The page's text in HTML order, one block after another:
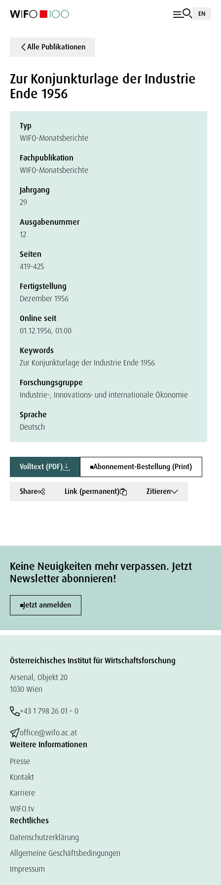
EN
Alle Publikationen
Zur Konjunkturlage der Industrie
Ende 1956
Typ
WIFO-Monatsberichte
Fachpublikation
WIFO-Monatsberichte
Jahrgang
29
Ausgabenummer
12
Seiten
419-425
Fertigstellung
Dezember 1956
Online seit
01.12.1956, 01:00
Keywords
Zur Konjunkturlage der Industrie Ende 1956
Forschungsgruppe
Industrie-, Innovations- und internationale Ökonomie
Sprache
Deutsch
Volltext (PDF) Abonnement-Bestellung (Print)
Share Link (permanent) Zitieren
Keine Neuigkeiten mehr verpassen. Jetzt
Newsletter abonnieren!
Jetzt anmelden
Österreichisches Institut für Wirtschaftsforschung
Arsenal, Objekt 20
1030 Wien
+43 1 798 26 01 – 0
office@wifo.ac.at
Weitere Informationen
Presse
Kontakt
Karriere
WIFO.tv
Rechtliches
Datenschutzerklärung
Allgemeine Geschäftsbedingungen
Impressum